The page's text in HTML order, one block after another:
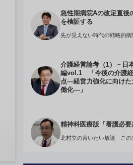
急性期病院Aの改定直後
を検証する
先が見えない時代の戦略的病
介護経営論考（1）－日
編vol.1 「今後の介護
点―経営力強化に向けた
働化―」
精神科医療版「看護必
北村立の言いたい放談 この